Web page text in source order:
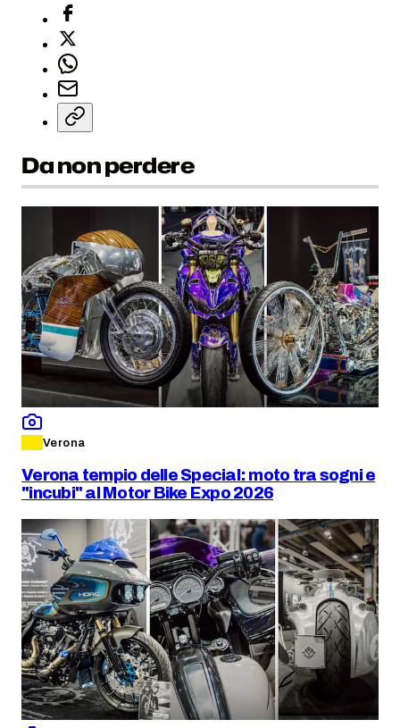
Da non perdere
Verona
Verona tempio delle Special: moto tra sogni e
"incubi" al Motor Bike Expo 2026